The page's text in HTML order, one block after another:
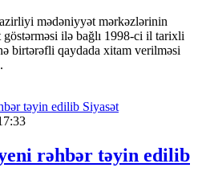
mədəniyyət mərkəzlərinin
göstərməsi ilə bağlı 1998-ci il tarixli
birtərəfli qaydada xitam verilməsi
Siyasət
rəhbər təyin edilib